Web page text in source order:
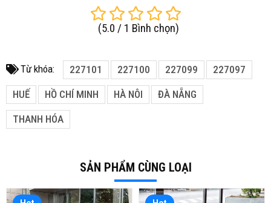
(5.0 / 1 Bình chọn)
Từ khóa: 227101 227100 227099 227097
HUẾ HỒ CHÍ MINH HÀ NÔI ĐÀ NẴNG
THANH HÓA
SẢN PHẨM CÙNG LOẠI